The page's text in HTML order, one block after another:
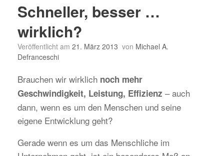
Schneller, besser …
wirklich?
Veröffentlicht am 21. März 2013 von Michael A.
Defranceschi
Brauchen wir wirklich noch mehr
Geschwindigkeit, Leistung, Effizienz – auch
dann, wenn es um den Menschen und seine
eigene Entwicklung geht?
Gerade wenn es um das Menschliche im